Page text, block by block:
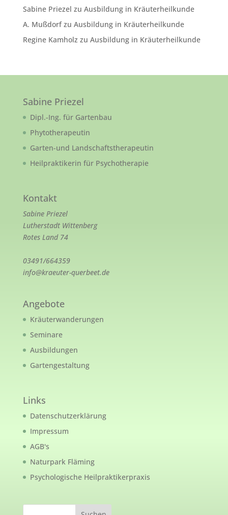
Sabine Priezel zu Ausbildung in Kräuterheilkunde
A. Mußdorfzu Ausbildung in Kräuterheilkunde
Regine Kamholz zu Ausbildung in Kräuterheilkunde
Sabine Priezel
Dipl.-Ing. für Gartenbau
Phytotherapeutin
Garten-und Landschaftstherapeutin
Heilpraktikerin für Psychotherapie
Kontakt
Sabine Priezel
Lutherstadt Wittenberg
Rotes Land 74
03491/664359
info@kraeuter-querbeet.de
Angebote
Kräuterwanderungen
Seminare
Ausbildungen
Gartengestaltung
Links
Datenschutzerklärung
Impressum
AGB's
Naturpark Fläming
Psychologische Heilpraktikerpraxis